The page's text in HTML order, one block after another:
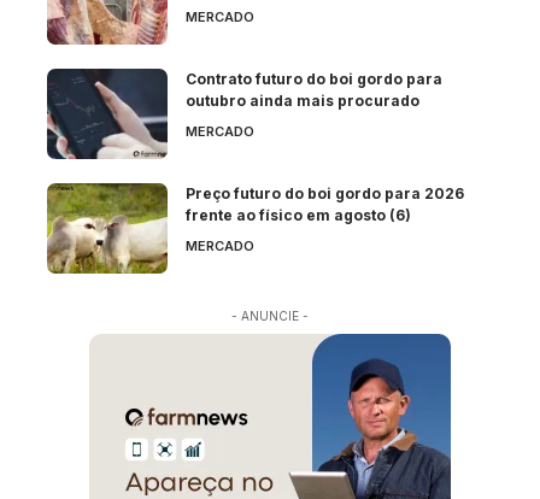
MERCADO
Contrato futuro do boi gordo para
outubro ainda mais procurado
MERCADO
Preço futuro do boi gordo para 2026
frente ao físico em agosto (6)
MERCADO
- ANUNCIE -